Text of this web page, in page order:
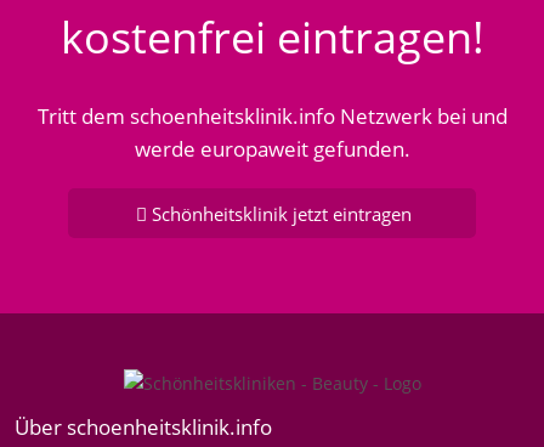
kostenfrei eintragen!
Tritt dem schoenheitsklinik.info Netzwerk bei und
werde europaweit gefunden.
Schönheitsklinik jetzt eintragen
Über schoenheitsklinik.info